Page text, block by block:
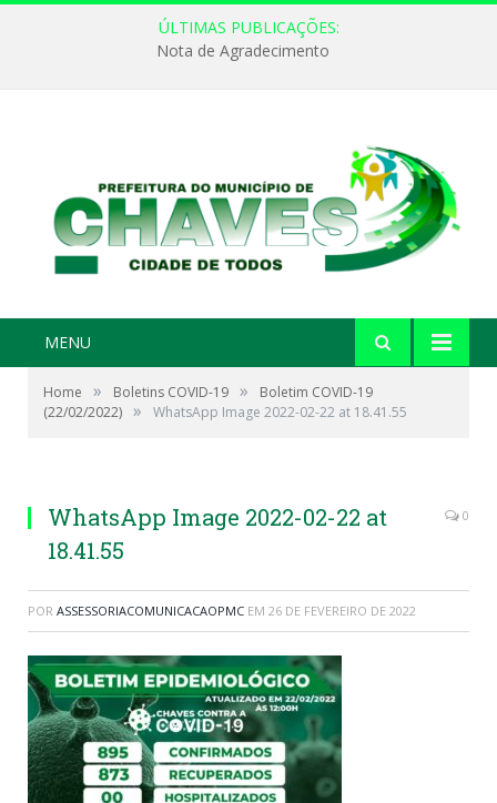
ÚLTIMAS PUBLICAÇÕES:
Nota de Agradecimento
MENU
Home » Boletins COVID-19 »
Boletim COVID-19
(22/02/2022) » WhatsApp Image 2022-02-22 at 18.41.55
WhatsApp Image 2022-02-22 at
18.41.55
0
POR ASSESSORIACOMUNICACAOPMC EM 26 DE FEVEREIRO DE 2022